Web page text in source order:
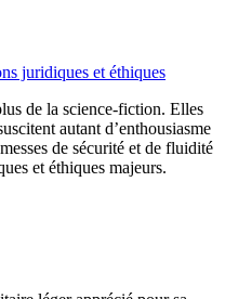
juridiques et éthiques
de la science-fiction. Elles
autant d’enthousiasme
de sécurité et de fluidité
et éthiques majeurs.